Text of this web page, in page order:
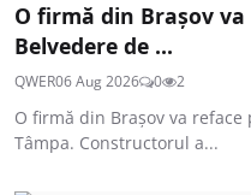
O firmă din Brașov
Belvedere de ...
QWER06 Aug 2026 0 2
O firmă din Brașov va
Tâmpa. Constructorul a...